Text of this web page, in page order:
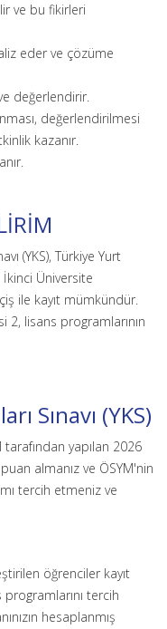
ve bu fikirleri
eder ve çözüme
değerlendirir.
değerlendirilmesi
kazanır.
(YKS), Türkiye Yurt
İkinci Üniversite
ile kayıt mümkündür.
2, lisans programlarının
Sınavı (YKS)
yapılan 2026
almanız ve ÖSYM'nin
tercih etmeniz ve
öğrenciler kayıt
programlarını tercih
hesaplanmış